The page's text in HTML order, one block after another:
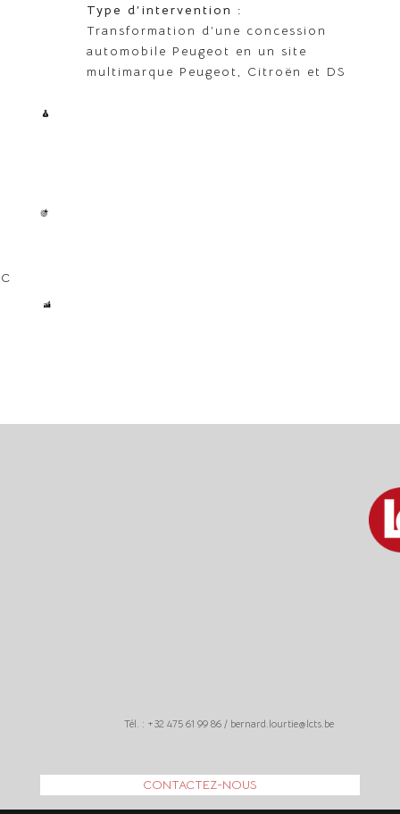
Type d’intervention :
Transformation d’une concession
automobile Peugeot en un site
multimarque Peugeot, Citroën et DS
Tél. : +32 475 61 99 86 / bernard.lourtie@lcts.be
CONTACTEZ-NOUS